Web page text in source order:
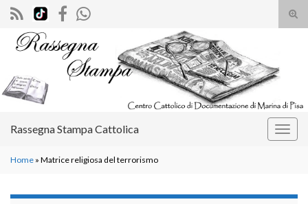
il
Search for:
Rassegna Stampa Cattolica
Home » Matrice religiosa del terrorismo